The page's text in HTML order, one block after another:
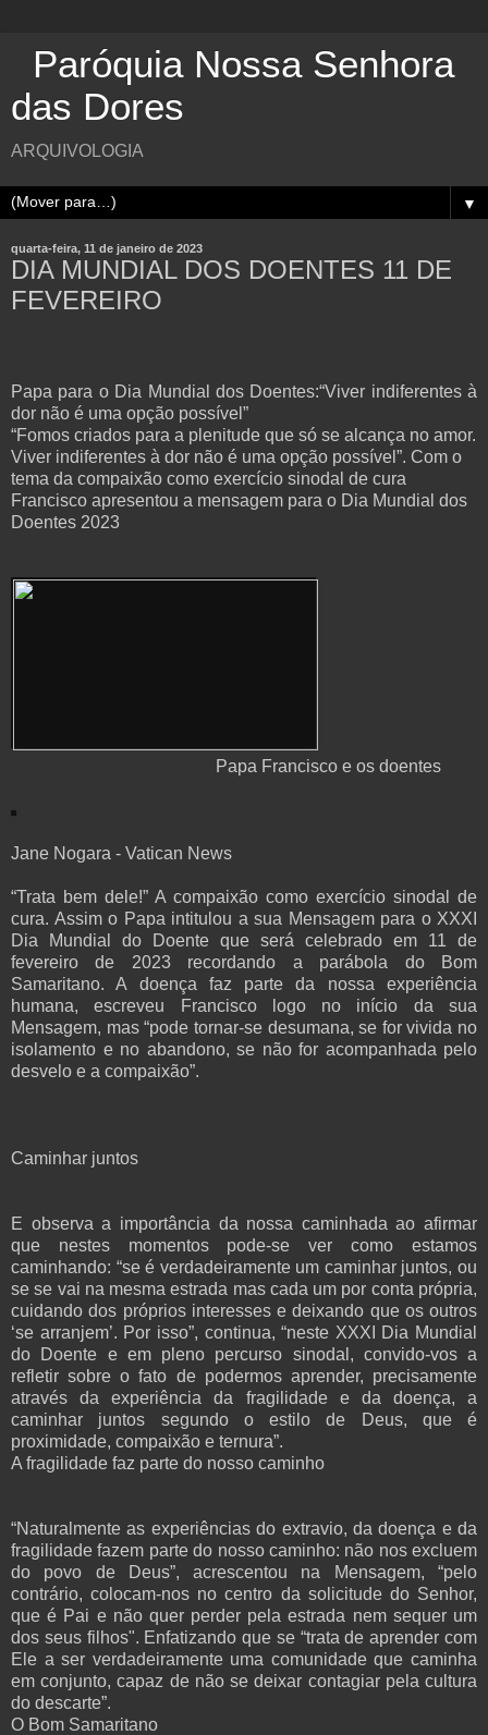
Paróquia Nossa Senhora
das Dores
ARQUIVOLOGIA
▼
quarta-feira, 11 de janeiro de 2023
DIA MUNDIAL DOS DOENTES 11 DE
FEVEREIRO
Papa para o Dia Mundial dos Doentes:“Viver indiferentes à
dor não é uma opção possível”
“Fomos criados para a plenitude que só se alcança no amor.
Viver indiferentes à dor não é uma opção possível”. Com o
tema da compaixão como exercício sinodal de cura
Francisco apresentou a mensagem para o Dia Mundial dos
Doentes 2023
Papa Francisco e os doentes
Jane Nogara - Vatican News
“Trata bem dele!” A compaixão como exercício sinodal de
cura. Assim o Papa intitulou a sua Mensagem para o XXXI
Dia Mundial do Doente que será celebrado em 11 de
fevereiro de 2023 recordando a parábola do Bom
Samaritano. A doença faz parte da nossa experiência
humana, escreveu Francisco logo no início da sua
Mensagem, mas “pode tornar-se desumana, se for vivida no
isolamento e no abandono, se não for acompanhada pelo
desvelo e a compaixão”.
Caminhar juntos
E observa a importância da nossa caminhada ao afirmar
que nestes momentos pode-se ver como estamos
caminhando: “se é verdadeiramente um caminhar juntos, ou
se se vai na mesma estrada mas cada um por conta própria,
cuidando dos próprios interesses e deixando que os outros
‘se arranjem’. Por isso”, continua, “neste XXXI Dia Mundial
do Doente e em pleno percurso sinodal, convido-vos a
refletir sobre o fato de podermos aprender, precisamente
através da experiência da fragilidade e da doença, a
caminhar juntos segundo o estilo de Deus, que é
proximidade, compaixão e ternura”.
A fragilidade faz parte do nosso caminho
“Naturalmente as experiências do extravio, da doença e da
fragilidade fazem parte do nosso caminho: não nos excluem
do povo de Deus”, acrescentou na Mensagem, “pelo
contrário, colocam-nos no centro da solicitude do Senhor,
que é Pai e não quer perder pela estrada nem sequer um
dos seus filhos". Enfatizando que se “trata de aprender com
Ele a ser verdadeiramente uma comunidade que caminha
em conjunto, capaz de não se deixar contagiar pela cultura
do descarte”.
O Bom Samaritano